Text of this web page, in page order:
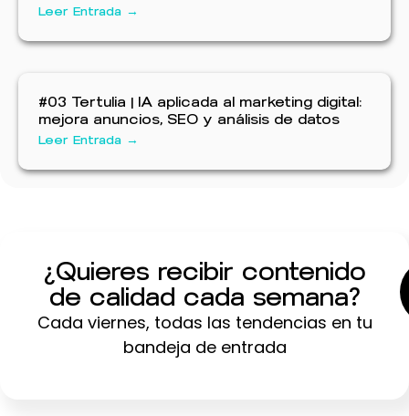
Leer Entrada →
#03 Tertulia | IA aplicada al marketing digital:
mejora anuncios, SEO y análisis de datos
Leer Entrada →
¿Quieres recibir contenido
de calidad cada semana?
Cada viernes, todas las tendencias en tu
bandeja de entrada